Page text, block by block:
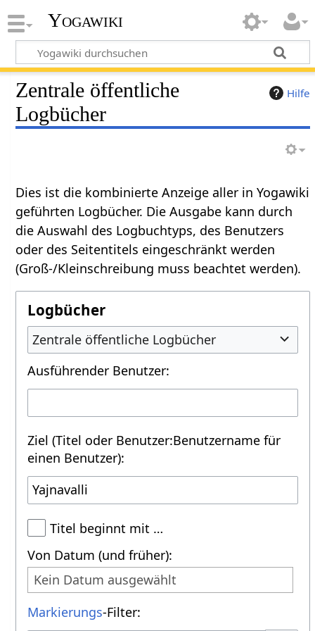
Yogawiki
Hilfe
Zentrale öffentliche
Logbücher
Dies ist die kombinierte Anzeige aller in Yogawiki
geführten Logbücher. Die Ausgabe kann durch
die Auswahl des Logbuchtyps, des Benutzers
oder des Seitentitels eingeschränkt werden
(Groß-/Kleinschreibung muss beachtet werden).
Logbücher
Zentrale öffentliche Logbücher
Ausführender Benutzer:
Ziel (Titel oder Benutzer:Benutzername für
einen Benutzer):
Titel beginnt mit …
Von Datum (und früher):
Kein Datum ausgewählt
Markierungs-Filter: